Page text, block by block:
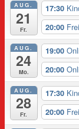
AUG.
21
Fr.
17:30
20:00
AUG.
24
Mo.
19:00
20:00
AUG.
28
Fr.
17:30
20:00